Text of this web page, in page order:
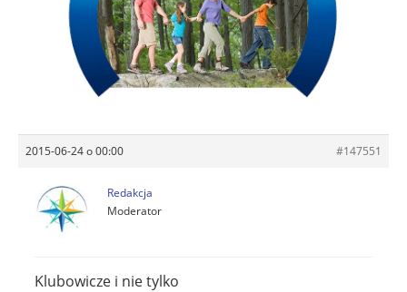
2015-06-24 o 00:00 #147551
Redakcja
Moderator
Klubowicze i nie tylko